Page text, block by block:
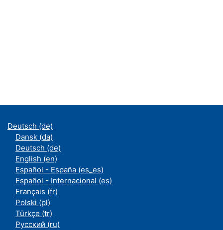
Deutsch ‎(de)‎
Dansk ‎(da)‎
Deutsch ‎(de)‎
English ‎(en)‎
Español - España ‎(es_es)‎
Español - Internacional ‎(es)‎
Français ‎(fr)‎
Polski ‎(pl)‎
Türkçe ‎(tr)‎
Русский ‎(ru)‎